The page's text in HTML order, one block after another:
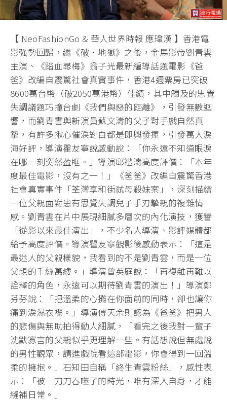
【 NeoFashionGo & 華人世界時報 應瑋漢 】香港電
影強勢回歸，繼《破·地獄》之後，金馬影帝劉青雲
主演、《踏血尋梅》翁子光最新編導話題電影《爸
爸》改編自震驚社會真實事件，香港4週票房已突破
8600萬台幣（破2050萬港幣）佳績，其中觸及的思覺
失調議題巧撞台劇《我們與惡的距離》，引發無數迴
響，而劉青雲與新演員蘇文濤的父子對手戲自然真
摯，有許多揪心催淚對白都是即興發揮，引發萬人淚
海好評，導演瞿友寧說感動說：「你永遠不知道眼淚
在哪一刻突然盈眶。」導演邱禮濤高度評價：「本年
度最佳電影，沒有之一！」《爸爸》改編自震驚香港
社會真實事件「荃灣享和街弒母殺妹案」，深刻描繪
一位父親面對患有思覺失調兒子手刃摯親的複雜情
感。劉青雲在片中展現細膩多層次的內化演技，獲譽
「從影以來最佳演出」，不少名人導演、影評媒體都
給予高度評價。導演瞿友寧觀影後感動表示：「這是
最迷人的父親樣貌，我看到的不是劉青雲，而是一位
父親的千絲萬縷。」導演曾英庭說：「再複雜再難以
詮釋的角色，永遠可以期待劉青雲的演出！」導演鄭
芬芬說：「把溫柔的心攤在你面前的同時，卻也讓你
痛到淚濕衣襟。」導演傅天余則認為《爸爸》把男人
的悲傷與無助拍得動人細膩，「看完之後我對一輩子
沈默寡言的父親似乎更理解一些。有話想說但無處說
的男性觀眾，請進戲院看這部電影，你會得到一回溫
柔的擁抱。」石知田自稱「終生青雲粉絲」，感性表
示：「被一刀刀吞噬了的時光，唯有深入自身，才能
縫補日常。」